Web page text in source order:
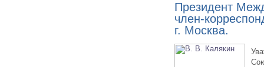
Президент
член-
г. Москва.